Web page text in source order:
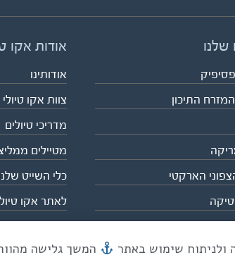
שלנו
התיכון
הארקטי
אודות אקו
אודותינו
צוות אקו
מדריכי טיולים
מטיילים
כלי השייט
לאתר אקו
מייל mail@eco.co.il |
המשך גלישה